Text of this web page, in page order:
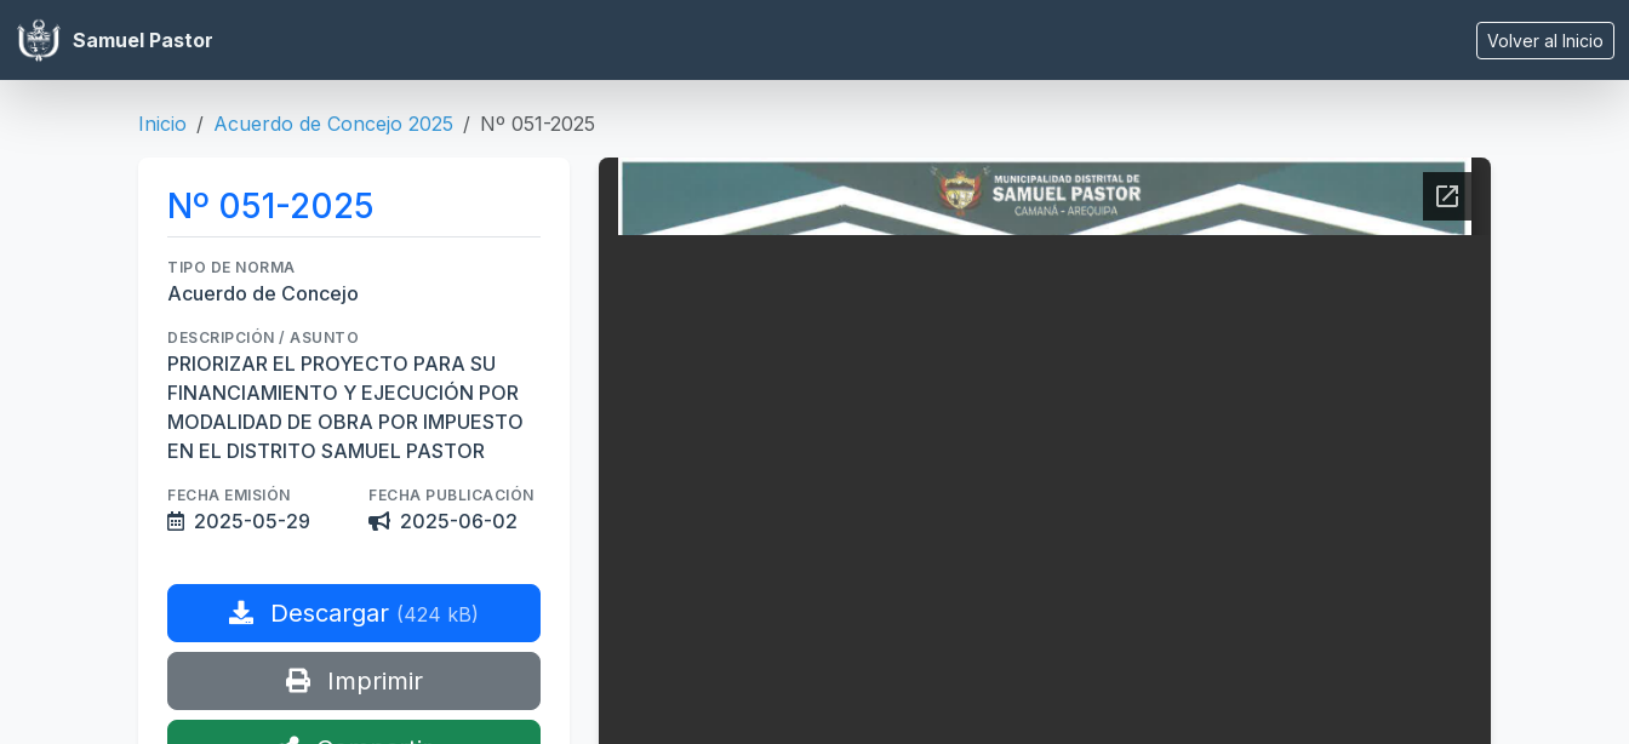
Samuel Pastor Volver al Inicio
Inicio Acuerdo de Concejo 2025 Nº 051-2025
Nº 051-2025
TIPO DE NORMA
Acuerdo de Concejo
DESCRIPCIÓN / ASUNTO
PRIORIZAR EL PROYECTO PARA SU
FINANCIAMIENTO Y EJECUCIÓN POR
MODALIDAD DE OBRA POR IMPUESTO
EN EL DISTRITO SAMUEL PASTOR
FECHA EMISIÓN
2025-05-29
FECHA PUBLICACIÓN
2025-06-02
Descargar (424 kB)
Imprimir